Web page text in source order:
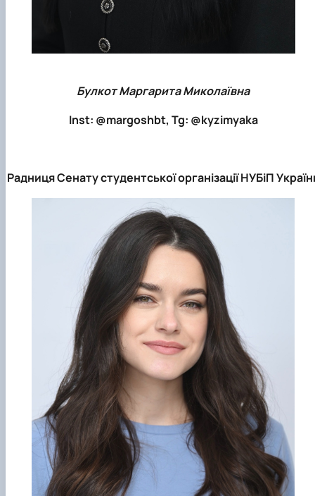
Булкот Маргарита Миколаївна
Inst: @margoshbt, Tg: @kyzimyaka
Радниця Cенату студентської організації НУБіП